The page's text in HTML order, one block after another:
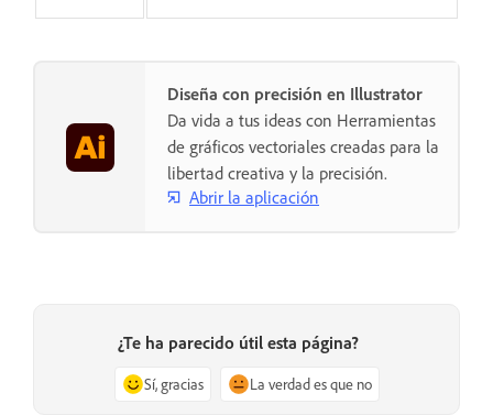
Diseña con precisión en Illustrator
Da vida a tus ideas con Herramientas
de gráficos vectoriales creadas para la
libertad creativa y la precisión.
Abrir la aplicación
¿Te ha parecido útil esta página?
Sí, gracias La verdad es que no